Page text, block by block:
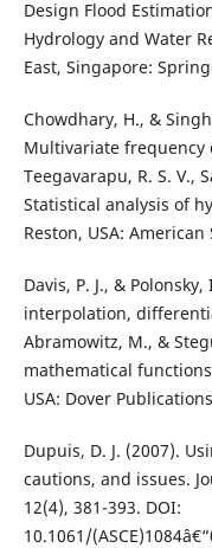
Design Flood
Hydrology and Water
East, Singapore:
Chowdhary, H., &
Multivariate
Teegavarapu, R. S. V.,
Statistical analysis of
Reston, USA:
Davis, P. J., &
interpolation,
Abramowitz, M., &
mathematical
USA: Dover
Dupuis, D. J. (2007).
cautions, and issues.
12(4), 381-393. DOI:
10.1061/